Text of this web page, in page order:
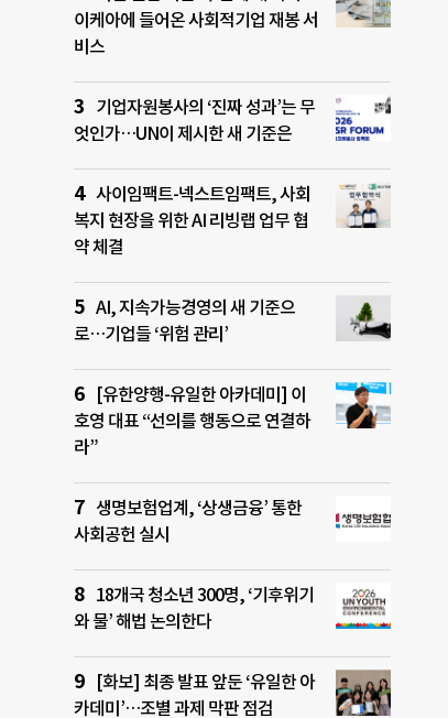
이케아에 들어온 사회적기업 재봉 서
비스
기업자원봉사의 ‘진짜 성과’는 무
엇인가…UN이 제시한 새 기준은
사이임팩트-넥스트임팩트, 사회
복지 현장을 위한 AI 리빙랩 업무 협
약 체결
AI, 지속가능경영의 새 기준으
로…기업들 ‘위험 관리’
[유한양행-유일한 아카데미] 이
호영 대표 “선의를 행동으로 연결하
라”
생명보험업계, ‘상생금융’ 통한
사회공헌 실시
18개국 청소년 300명, ‘기후위기
와 물’ 해법 논의한다
[화보] 최종 발표 앞둔 ‘유일한 아
카데미’…조별 과제 막판 점검